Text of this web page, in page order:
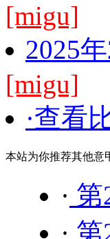
[migu]
2025
[migu]
·查看
本站为你推荐其他意
·
·